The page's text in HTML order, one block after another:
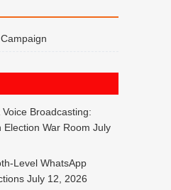
Broadcasting:
War Room July
Level WhatsApp
July 12, 2026